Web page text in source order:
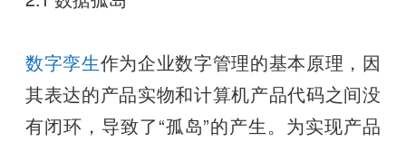
数字孪生作为企业数字管理的基本原理，因
其表达的产品实物和计算机产品代码之间没
有闭环，导致了“孤岛”的产生。为实现产品